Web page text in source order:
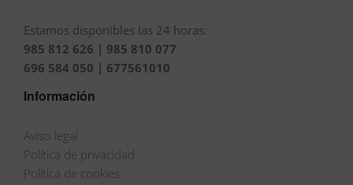
Estamos disponibles las 24 horas:
985 812 626 | 985 810 077
696 584 050 | 677561010
Información
Aviso legal
Política de privacidad
Política de cookies